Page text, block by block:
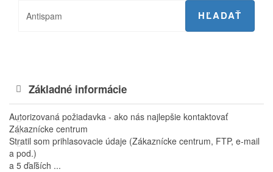
Základné informácie
Autorizovaná požiadavka - ako nás najlepšie kontaktovať
Zákaznícke centrum
Stratil som prihlasovacie údaje (Zákaznícke centrum, FTP, e-mail
a pod.)
a 5 ďaľších ...